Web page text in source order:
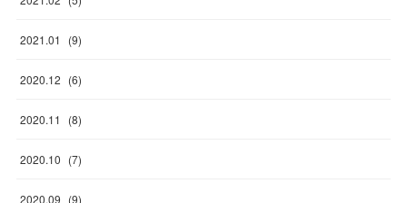
2021.01 (9)
2020.12 (6)
2020.11 (8)
2020.10 (7)
2020.09 (9)